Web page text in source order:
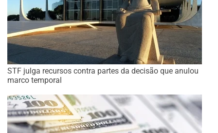
STF julga recursos contra partes da decisão que anulou
marco temporal